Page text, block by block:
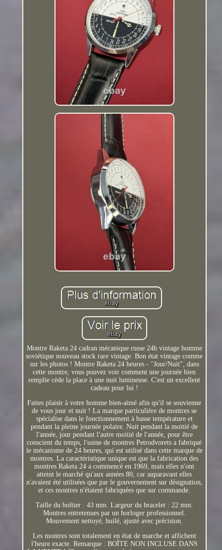
Montre Raketa 24 cadran mécanique russe 24h vintage homme
soviétique nouveau stock rare vintage. Bon état vintage comme
sur les photos ! Montre Raketa 24 heures - "Jour/Nuit", dans
cette montre, vous pouvez voir comment une journée bien
remplie cède la place à une nuit lumineuse. C'est un excellent
cadeau pour lui !
Faites plaisir à votre homme bien-aimé afin qu'il se souvienne
de vous jour et nuit ! La marque particulière de montres se
spécialise dans le fonctionnement à basse température et
pendant la pleine journée polaire. Nuit pendant la moitié de
l'année, jour pendant l'autre moitié de l'année, pour être
conscient du temps, l'usine de montres Petrodvorets a fabriqué
le mécanisme de 24 heures, qui est utilisé dans cette marque de
montres. La caractéristique unique est que la fabrication des
montres Raketa 24 a commencé en 1969, mais elles n'ont
atteint le marché qu'aux années 80, car auparavant elles
n'avaient été utilisées que par le gouvernement sur désignation,
et ces montres n'étaient fabriquées que sur commande.
Taille du boîtier : 43 mm. Largeur du bracelet : 22 mm.
Montres entretenues par un horloger professionnel.
Mouvement nettoyé, huilé, ajusté avec précision.
Les montres sont totalement en état de marche et affichent
l'heure exacte. Remarque : BOÎTE NON INCLUSE DANS